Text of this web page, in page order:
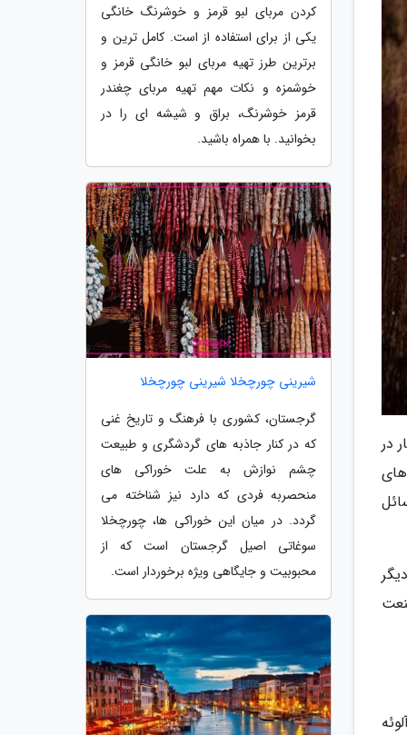
در
کردن مربای لبو قرمز و خوشرنگ خانگی
یکی از برای استفاده از است. کامل ترین و
برترین طرز تهیه مربای لبو خانگی قرمز و
خوشمزه و نکات مهم تهیه مربای چغندر
قرمز خوشرنگ، براق و شیشه ای را در
بخوانید. با همراه باشید.
شیرینی چورچخلا شیرینی چورچخلا
گرجستان، کشوری با فرهنگ و تاریخ غنی
که در کنار جاذبه های گردشگری و طبیعت
چشم نوازش به علت خوراکی های
منحصربه فردی که دارد نیز شناخته می
گردد. در میان این خوراکی ها، چورچخلا
سوغاتی اصیل گرجستان است که از
محبوبیت و جایگاهی ویژه برخوردار است.